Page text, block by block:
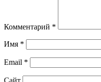
Комментарий *
Имя *
Email *
Сайт